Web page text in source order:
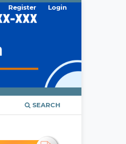
SEARCH
Register Login